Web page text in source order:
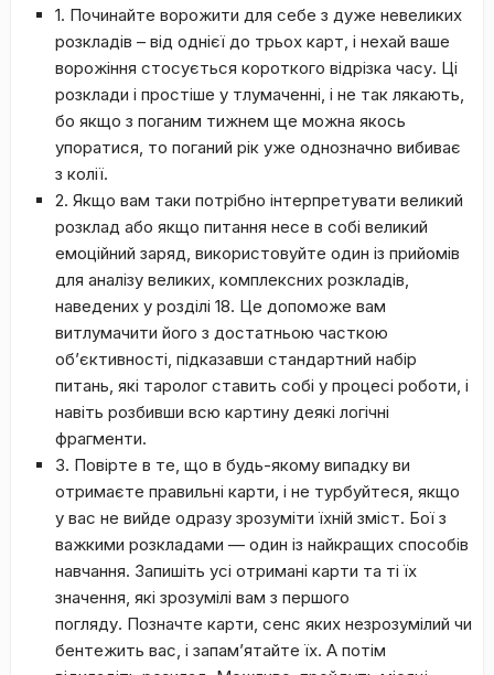
1. Починайте ворожити для себе з дуже невеликих
розкладів – від однієї до трьох карт, і нехай ваше
ворожіння стосується короткого відрізка часу. Ці
розклади і простіше у тлумаченні, і не так лякають,
бо якщо з поганим тижнем ще можна якось
упоратися, то поганий рік уже однозначно вибиває
з колії.
2. Якщо вам таки потрібно інтерпретувати великий
розклад або якщо питання несе в собі великий
емоційний заряд, використовуйте один із прийомів
для аналізу великих, комплексних розкладів,
наведених у розділі 18. Це допоможе вам
витлумачити його з достатньою часткою
об’єктивності, підказавши стандартний набір
питань, які таролог ставить собі у процесі роботи, і
навіть розбивши всю картину деякі логічні
фрагменти.
3. Повірте в те, що в будь-якому випадку ви
отримаєте правильні карти, і не турбуйтеся, якщо
у вас не вийде одразу зрозуміти їхній зміст. Бої з
важкими розкладами — один із найкращих способів
навчання. Запишіть усі отримані карти та ті їх
значення, які зрозумілі вам з першого
погляду. Позначте карти, сенс яких незрозумілий чи
бентежить вас, і запам’ятайте їх. А потім